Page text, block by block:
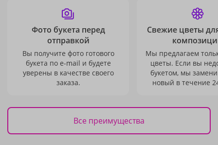
Фото букета перед
отправкой
Вы получите фото готового
букета по e-mail и будете
уверены в качестве своего
заказа.
Свежие цветы
Мы предлагаем
цветы. Если вы
букетом, мы
новый в течение
Все преимущества